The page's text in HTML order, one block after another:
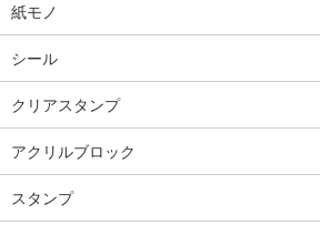
紙モノ
シール
クリアスタンプ
アクリルブロック
スタンプ